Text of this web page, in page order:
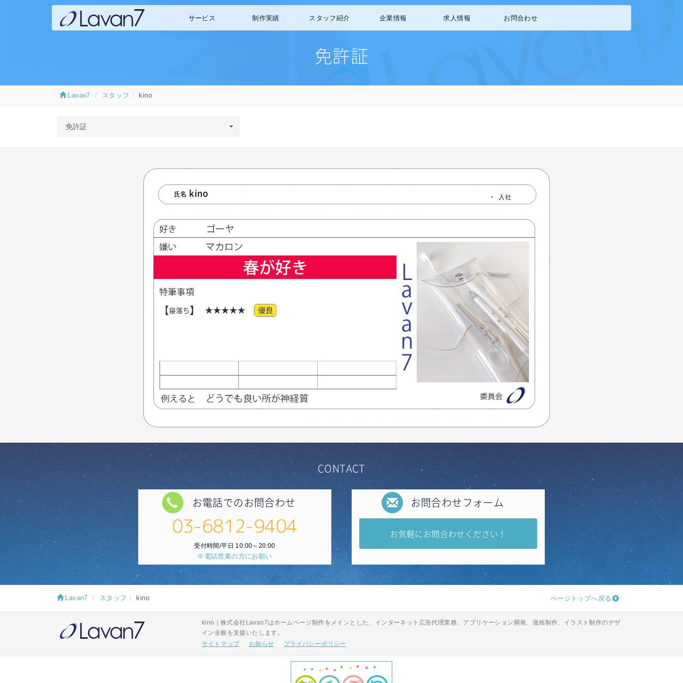
サービス 制作実績 スタッフ紹介 企業情報 求人情報 お問合わせ
免許証
Lavan7 スタッフ kino
免許証
kino -
CONTACT
お電話でのお問合わせ
03-6812-9404
受付時間/平日 10:00～20:00
※電話営業の方にお願い
お問合わせフォーム
お気軽にお問合わせください！
ページトップへ戻る
Lavan7 スタッフ kino
kino｜株式会社Lavan7はホームページ制作をメインとした、インターネット広告代理業務、アプリケーション開発、漫画制作、イラスト制作のデザ
イン全般を支援いたします。
サイトマップ
お知らせ プライバシーポリシー